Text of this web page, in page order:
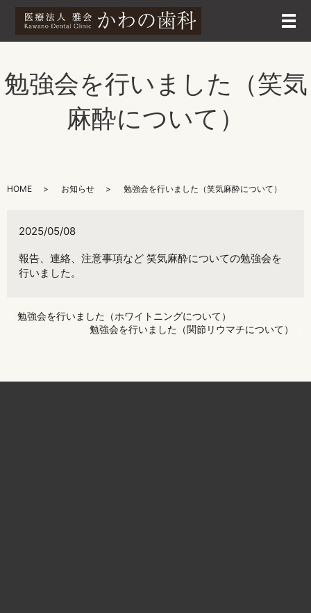
メ
勉強会を行いました（笑気
麻酔について）
HOME お知らせ 勉強会を行いました（笑気麻酔について）
2025/05/08
報告、連絡、注意事項など 笑気麻酔についての勉強会を
行いました。
勉強会を行いました（ホワイトニングについて）
勉強会を行いました（関節リウマチについて）